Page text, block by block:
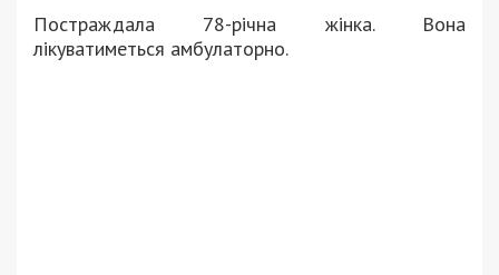
Постраждала 78-річна жінка. Вона
лікуватиметься амбулаторно.